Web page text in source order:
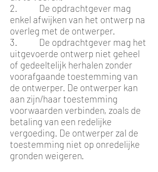
2. De opdrachtgever mag
enkel afwijken van het ontwerp na
overleg met de ontwerper.
3. De opdrachtgever mag het
uitgevoerde ontwerp niet geheel
of gedeeltelijk herhalen zonder
voorafgaande toestemming van
de ontwerper. De ontwerper kan
aan zijn/haar toestemming
voorwaarden verbinden, zoals de
betaling van een redelijke
vergoeding. De ontwerper zal de
toestemming niet op onredelijke
gronden weigeren.